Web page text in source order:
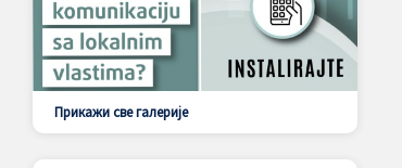
Прикажи све галерије